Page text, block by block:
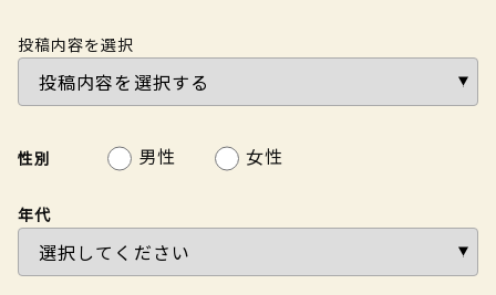
投稿内容を選択
性別 男性 女性
年代